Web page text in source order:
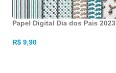
Papel Digital Dia dos Pais 2023
R$ 9,90